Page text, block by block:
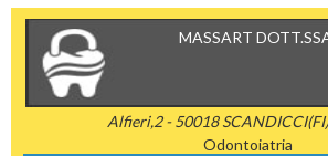
MASSART
Alfieri,2 - 50018
Odontoiatria